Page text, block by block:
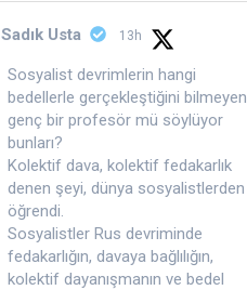
Sadık Usta 13h
Sosyalist devrimlerin hangi
bedellerle gerçekleştiğini bilmeyen
genç bir profesör mü söylüyor
bunları?
Kolektif dava, kolektif fedakarlık
denen şeyi, dünya sosyalistlerden
öğrendi.
Sosyalistler Rus devriminde
fedakarlığın, davaya bağlılığın,
kolektif dayanışmanın ve bedel